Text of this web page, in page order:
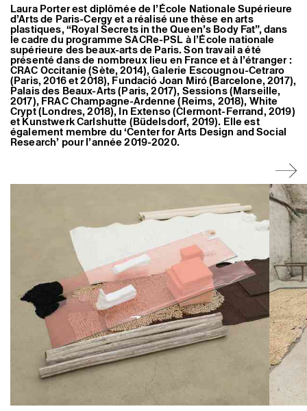
Artistes résident·es et associé·es
Résident·es
Artistes associé·es
Hors-les-murs
Ancien·nes résident·es et artistes associé·es
Laura Porter est diplômée de l’École Nationale Supérieure
d’Arts de Paris-Cergy et a réalisé une thèse en arts
plastiques, “Royal Secrets in the Queen’s Body Fat”, dans
le cadre du programme SACRe-PSL à l’École nationale
supérieure des beaux-arts de Paris. Son travail a été
présenté dans de nombreux lieu en France et à l’étranger :
CRAC Occitanie (Sète, 2014), Galerie Escougnou-Cetraro
(Paris, 2016 et 2018), Fundació Joan Miró (Barcelone, 2017),
Palais des Beaux-Arts (Paris, 2017), Sessions (Marseille,
2017), FRAC Champagne-Ardenne (Reims, 2018), White
Crypt (Londres, 2018), In Extenso (Clermont-Ferrand, 2019)
et Kunstwerk Carlshutte (Büdelsdorf, 2019). Elle est
également membre du ‘Center for Arts Design and Social
Research’ pour l’année 2019-2020.